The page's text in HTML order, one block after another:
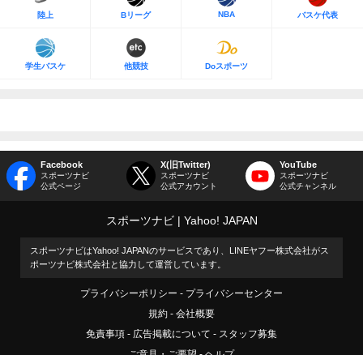
陸上 Bリーグ NBA バスケ代表
学生バスケ 他競技 Doスポーツ
Facebook
スポーツナビ
公式ページ
X(旧Twitter)
スポーツナビ
公式アカウント
YouTube
スポーツナビ
公式チャンネル
スポーツナビ Yahoo! JAPAN
スポーツナビはYahoo! JAPANのサービスであり、LINEヤフー株式会社がス
ポーツナビ株式会社と協力して運営しています。
プライバシーポリシー
プライバシーセンター
規約
会社概要
免責事項
広告掲載について
スタッフ募集